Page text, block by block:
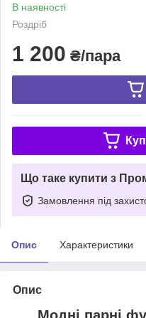
В наявності
Роздріб
1 200 ₴/пара
Що таке купити з
Замовлення під
Опис Характеристики
Опис